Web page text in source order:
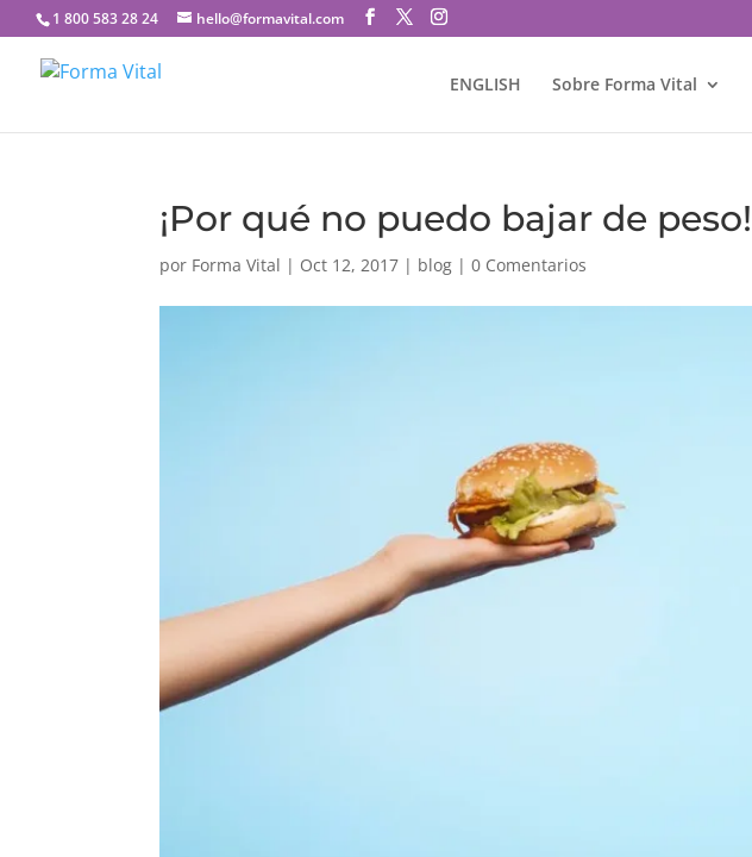
1 800 583 28 24 hello@formavital.com
ENGLISH Sobre Forma Vital
¡Por qué no puedo bajar de peso!
por Forma Vital | Oct 12, 2017 | blog |0 Comentarios